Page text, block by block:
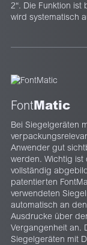
2“. Die Funktion
wird systematisch
FontMatic
Bei Siegelgeräten
Anwender gut
werden. Wichtig
vollständig
patentierten
verwendeten
automatisch an
Ausdrucke über
Vergangenheit an.
Siegelgeräten mit